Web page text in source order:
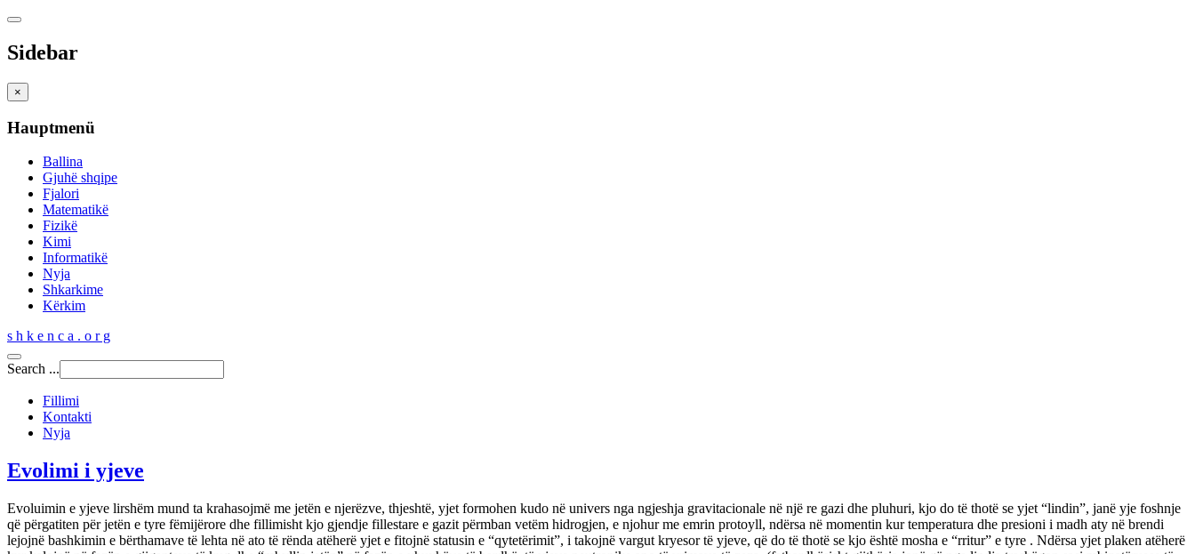
Sidebar
×
Hauptmenü
Ballina
Gjuhë shqipe
Fjalori
Matematikë
Fizikë
Kimi
Informatikë
Nyja
Shkarkime
Kërkim
s h k e n c a . o r g
Search ...
Fillimi
Kontakti
Nyja
Evolimi i yjeve
Evoluimin e yjeve lirshëm mund ta krahasojmë me jetën e njerëzve, thjeshtë, yjet formohen kudo në univers nga ngjeshja gravitacionale në një re gazi dhe pluhuri, kjo do të thotë se yjet “lindin”, janë yje foshnje
që përgatiten për jetën e tyre fëmijërore dhe fillimisht kjo gjendje fillestare e gazit përmban vetëm hidrogjen, e njohur me emrin protoyll, ndërsa në momentin kur temperatura dhe presioni i madh aty në brendi
lejojnë bashkimin e bërthamave të lehta në ato të rënda atëherë yjet e fitojnë statusin e “qytetërimit”, i takojnë vargut kryesor të yjeve, që do të thotë se kjo është mosha e “rritur” e tyre . Ndërsa yjet plaken atëherë